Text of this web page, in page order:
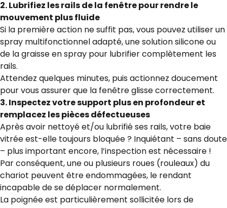
2. Lubrifiez les rails de la fenêtre pour rendre le
mouvement plus fluide
Si la première action ne suffit pas, vous pouvez utiliser un
spray multifonctionnel adapté, une solution silicone ou
de la graisse en spray pour lubrifier complètement les
rails.
Attendez quelques minutes, puis actionnez doucement
pour vous assurer que la fenêtre glisse correctement.
3. Inspectez votre support plus en profondeur et
remplacez les pièces défectueuses
Après avoir nettoyé et/ou lubrifié ses rails, votre baie
vitrée est-elle toujours bloquée ? Inquiétant – sans doute
– plus important encore, l’inspection est nécessaire !
Par conséquent, une ou plusieurs roues (rouleaux) du
chariot peuvent être endommagées, le rendant
incapable de se déplacer normalement.
La poignée est particulièrement sollicitée lors de